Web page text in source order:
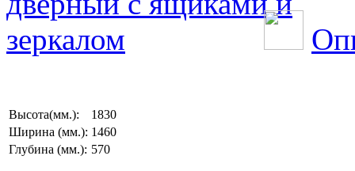
Высота(мм.):
1830
Ширина (мм.): 1460
Глубина (мм.): 570